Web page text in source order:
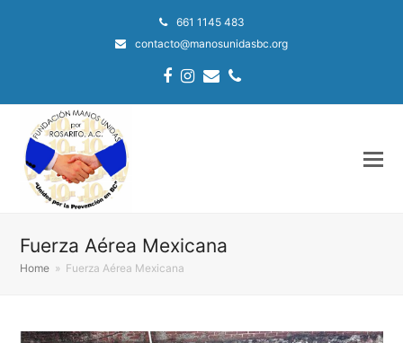
661 1145 483
contacto@manosunidasbc.org
Facebook
Instagram
EmailPhone
Fuerza Aérea Mexicana
Home » Fuerza Aérea Mexicana